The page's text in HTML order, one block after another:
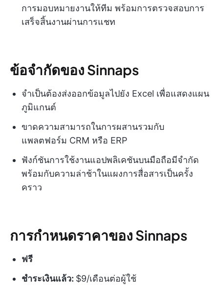
การมอบหมายงานให้ทีม พร้อมการตรวจสอบการ
เสร็จสิ้นงานผ่านการแชท
ข้อจำกัดของ Sinnaps
จำเป็นต้องส่งออกข้อมูลไปยัง Excel เพื่อแสดงแผน
ภูมิแกนต์
ขาดความสามารถในการผสานรวมกับ
แพลตฟอร์ม CRM หรือ ERP
ฟังก์ชันการใช้งานแอปพลิเคชันบนมือถือมีจำกัด
พร้อมกับความล่าช้าในแผงการสื่อสารเป็นครั้ง
คราว
การกำหนดราคาของ Sinnaps
ฟรี
ชำระเงินแล้ว: $9/เดือนต่อผู้ใช้